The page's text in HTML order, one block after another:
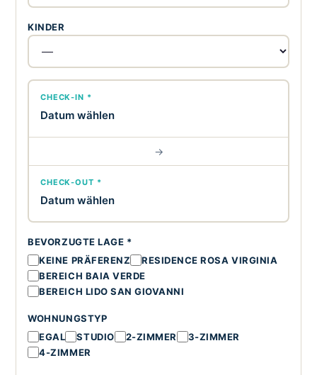
KINDER
CHECK-IN *
Datum wählen
→
CHECK-OUT *
Datum wählen
BEVORZUGTE LAGE *
KEINE PRÄFERENZ
RESIDENCE ROSA VIRGINIA
BEREICH BAIA VERDE
BEREICH LIDO SAN GIOVANNI
WOHNUNGSTYP
EGAL
STUDIO 2-ZIMMER
3-ZIMMER
4-ZIMMER